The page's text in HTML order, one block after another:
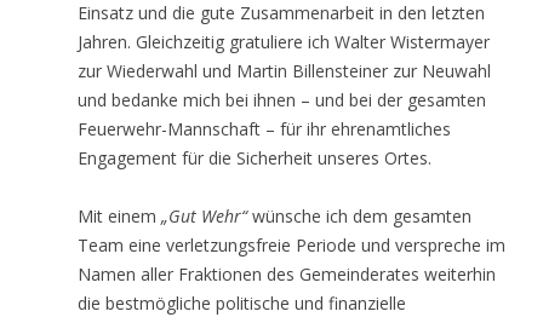
Einsatz und die gute Zusammenarbeit in den letzten
Jahren. Gleichzeitig gratuliere ich Walter Wistermayer
zur Wiederwahl und Martin Billensteiner zur Neuwahl
und bedanke mich bei ihnen – und bei der gesamten
Feuerwehr-Mannschaft – für ihr ehrenamtliches
Engagement für die Sicherheit unseres Ortes.
Mit einem „Gut Wehr“wünsche ich dem gesamten
Team eine verletzungsfreie Periode und verspreche im
Namen aller Fraktionen des Gemeinderates weiterhin
die bestmögliche politische und finanzielle